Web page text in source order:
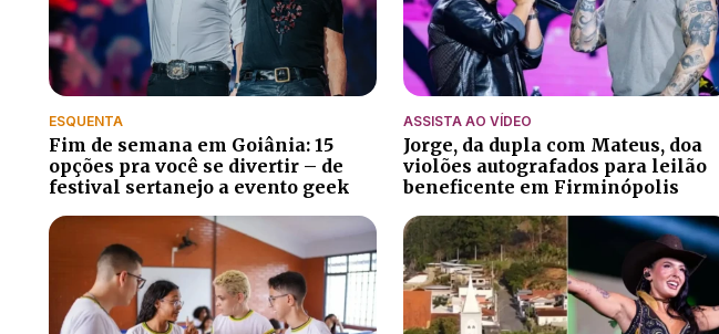
ESQUENTA
Fim de semana em Goiânia: 15
opções pra você se divertir – de
festival sertanejo a evento geek
ASSISTA AO VÍDEO
Jorge, da dupla com Mateus, doa
violões autografados para leilão
beneficente em Firminópolis